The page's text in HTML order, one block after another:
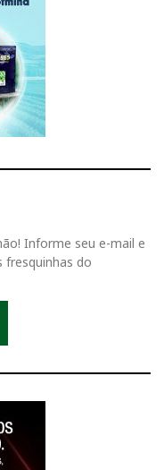
Informe seu e-mail e
do